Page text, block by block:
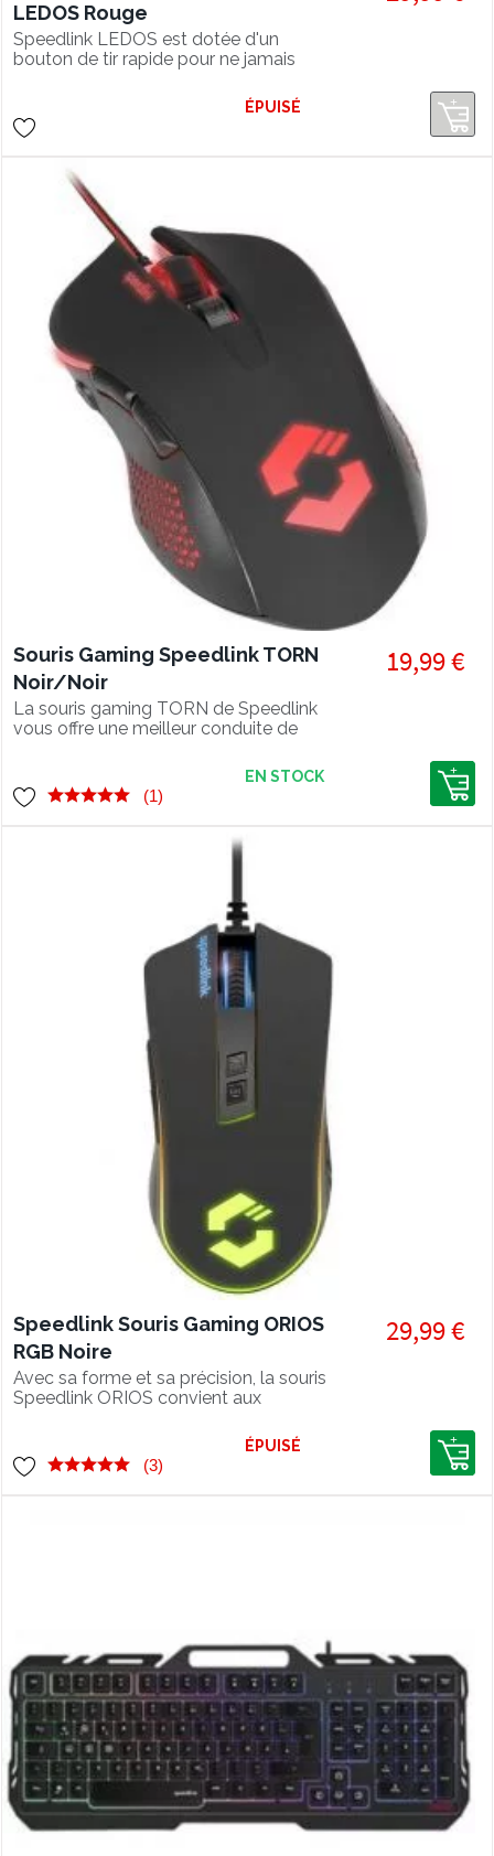
LEDOS Rouge
Speedlink LEDOS est dotée d'un
bouton de tir rapide pour ne jamais
ÉPUISÉ
Souris Gaming Speedlink TORN
Noir/Noir
La souris gaming TORN de Speedlink
vous offre une meilleur conduite de
19,99 €
(1)
EN STOCK
Speedlink Souris Gaming ORIOS
RGB Noire
Avec sa forme et sa précision, la souris
Speedlink ORIOS convient aux
29,99 €
(3)
ÉPUISÉ